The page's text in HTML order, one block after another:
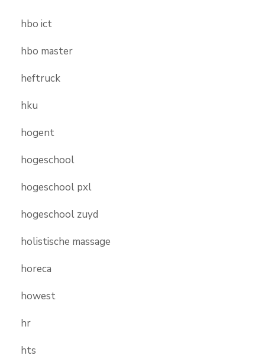
hbo ict
hbo master
heftruck
hku
hogent
hogeschool
hogeschool pxl
hogeschool zuyd
holistische massage
horeca
howest
hr
hts